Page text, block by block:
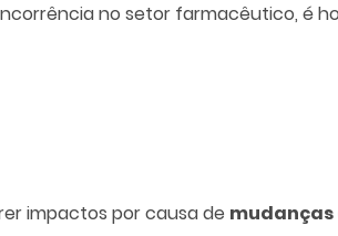
no setor farmacêutico, é
impactos por causa de mudanças